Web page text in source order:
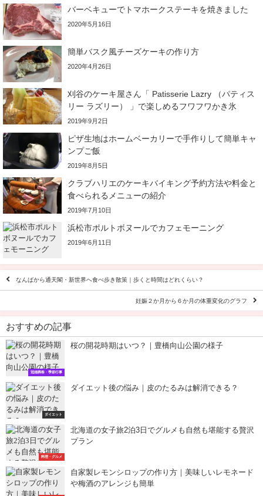
バーベキューでトマホークステーキを焼きました
2020年5月16日
簡単バスク風チーズケーキの作り方
2020年4月26日
刈谷のケーキ屋さん「 Patisserie Lazry （パティス
リー ラズリー） 」で楽しめるフワフワかき氷
2019年9月2日
ピザ生地はホームベーカリーで手作りして簡単キャ
ンプご飯
2019年8月5日
クラブハリエのケーキバイキング予約方法や料金と
食べられるメニューの紹介
2019年7月10日
浜松市ポルトボヌールでカフェモーニング
2019年6月11日
なんばから通天閣・新世界へ食べ歩き散策｜歩くと時間はどれくらい？
妊娠２か月から６か月の体重変化のグラフ
おすすめの記事
冠婚葬祭・季節行事
桜の開花時期はいつ？｜豊橋向山公園の様子
ダイエット
ダイエット後の悩み｜皮のたるみは解消できる？
料理・グルメ
北海道の女子旅2泊3日でグルメも自然も堪能する贅沢
プラン
自家製レモンシロップの作り方｜美味しいレモネード
や梅酒のアレンジも簡単